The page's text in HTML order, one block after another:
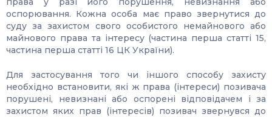
оспорювання. Кожна особа має право звернутися до
суду за захистом свого особистого немайнового або
майнового права та інтересу (частина перша статті 15,
частина перша статті 16 ЦК України).
Для застосування того чи іншого способу захисту
необхідно встановити, які ж права (інтереси) позивача
порушені, невизнані або оспорені відповідачем і за
захистом яких прав (інтересів) позивач звернувся до